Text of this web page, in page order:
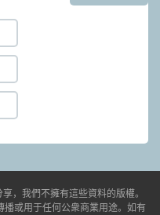
，我們不擁有這些資料的版權。
或用于任何公衆商業用途。如有